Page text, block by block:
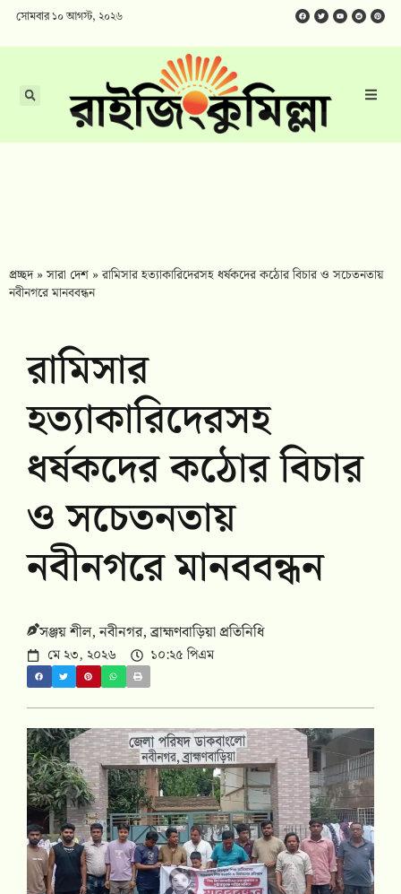
সোমবার ১০ আগস্ট, ২০২৬
প্রচ্ছদ»সারা দেশ »রামিসার হত্যাকারিদেরসহ ধর্ষকদের কঠোর বিচার ও সচেতনতায়
নবীনগরে মানববন্ধন
রামিসার
হত্যাকারিদেরসহ
ধর্ষকদের কঠোর বিচার
ও সচেতনতায়
নবীনগরে মানববন্ধন
সঞ্জয় শীল, নবীনগর, ব্রাহ্মণবাড়িয়া প্রতিনিধি
মে ২৩, ২০২৬ ১০:২৫ পিএম